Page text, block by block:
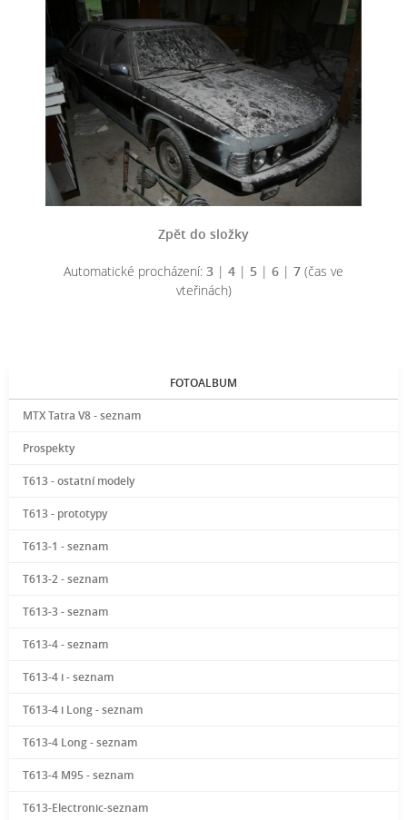
Zpět do složky
Automatické procházení: 3 | 4 | 5 | 6 | 7 (čas ve
vteřinách)
FOTOALBUM
MTX Tatra V8 - seznam
Prospekty
T613 - ostatní modely
T613 - prototypy
T613-1 - seznam
T613-2 - seznam
T613-3 - seznam
T613-4 - seznam
T613-4 i - seznam
T613-4 i Long - seznam
T613-4 Long - seznam
T613-4 M95 - seznam
T613-Electronic-seznam